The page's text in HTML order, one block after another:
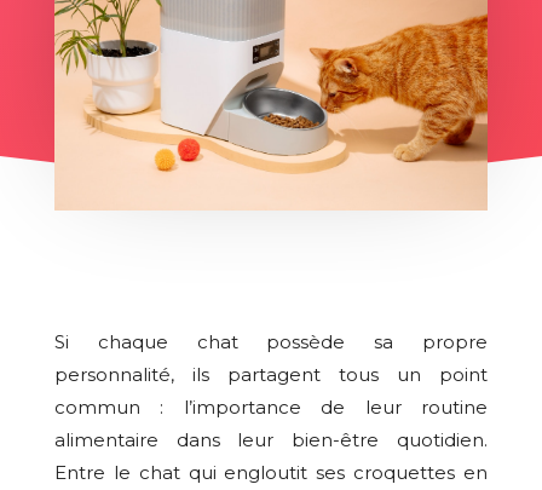
Si chaque chat possède sa propre
personnalité, ils partagent tous un point
commun : l’importance de leur routine
alimentaire dans leur bien-être quotidien.
Entre le chat qui engloutit ses croquettes en